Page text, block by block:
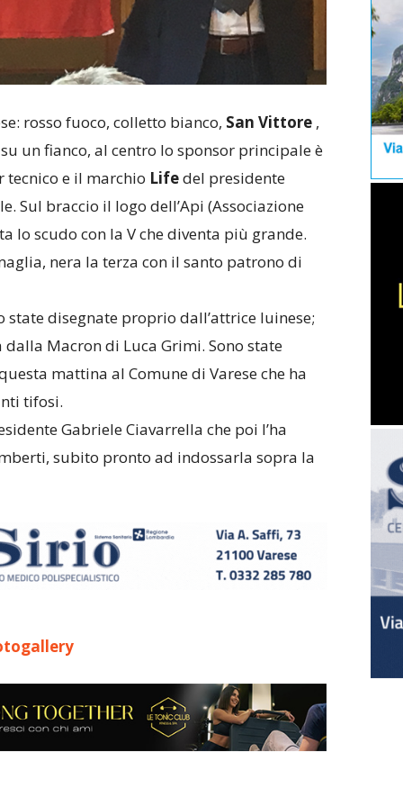
rosso fuoco, colletto bianco, San Vittore,
un fianco, al centro lo sponsor principale è
tecnico e il marchio Lifedel presidente
Sul braccio il logo dell’Api (Associazione
lo scudo con la V che diventa più grande.
nera la terza con il santo patrono di
state disegnate proprio dall’attrice luinese;
Macron di Luca Grimi. Sono state
mattina al Comune di Varese che ha
tifosi.
Gabriele Ciavarrella che poi l’ha
subito pronto ad indossarla sopra la